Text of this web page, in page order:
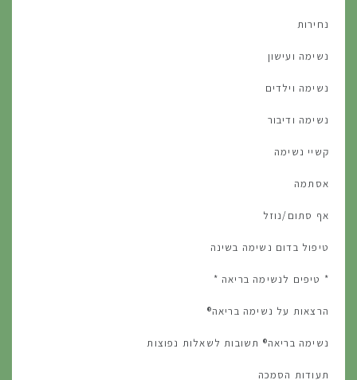
נחירות
נשימה ועישון
נשימה וילדים
נשימה ודיבור
קשיי נשימה
אסתמה
אף סתום/נוזל
טיפול בדום נשימה בשינה
* טיפים לנשימה בריאה *
הרצאות על נשימה בריאה®
נשימה בריאה® תשובות לשאלות נפוצות
תעודות הסמכה